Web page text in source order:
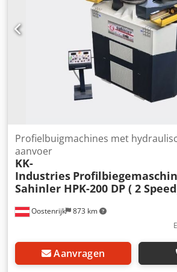
Spanning 3x400 V Dcodpfsw D Uqxex
2-5 m/min Vermogen max. 30000 W
Lengte 2400 mm Breedte 3400 mm
Oostenrijk 873 km
Profielbuigmachines met
aanvoer
KK-
Industries
Sahinler HPK-200 DP ( 2
Aanvragen